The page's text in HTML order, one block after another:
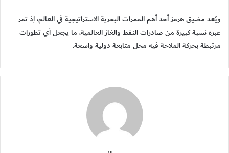
ويُعد مضيق هرمز أحد أهم الممرات البحرية الاستراتيجية في العالم، إذ تمر
عبره نسبة كبيرة من صادرات النفط والغاز العالمية، ما يجعل أي تطورات
مرتبطة بحركة الملاحة فيه محل متابعة دولية واسعة.